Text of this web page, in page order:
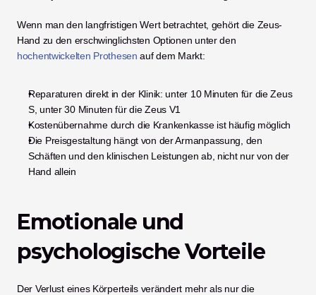
Wenn man den langfristigen Wert betrachtet, gehört die Zeus-
Hand zu den erschwinglichsten Optionen unter den
hochentwickelten Prothesen auf dem Markt:
Reparaturen direkt in der Klinik: unter 10 Minuten für die Zeus
S, unter 30 Minuten für die Zeus V1
Kostenübernahme durch die Krankenkasse ist häufig möglich
Die Preisgestaltung hängt von der Armanpassung, den
Schäften und den klinischen Leistungen ab, nicht nur von der
Hand allein
Emotionale und
psychologische Vorteile
Der Verlust eines Körperteils verändert mehr als nur die